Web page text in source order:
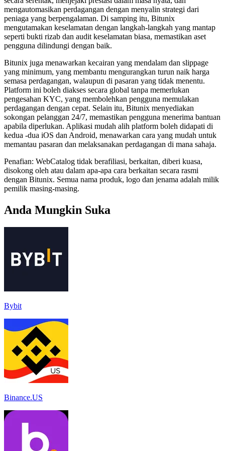
mengautomasikan perdagangan dengan menyalin strategi dari
peniaga yang berpengalaman. Di samping itu, Bitunix
mengutamakan keselamatan dengan langkah-langkah yang mantap
seperti bukti rizab dan audit keselamatan biasa, memastikan aset
pengguna dilindungi dengan baik.
Bitunix juga menawarkan kecairan yang mendalam dan slippage
yang minimum, yang membantu mengurangkan turun naik harga
semasa perdagangan, walaupun di pasaran yang tidak menentu.
Platform ini boleh diakses secara global tanpa memerlukan
pengesahan KYC, yang membolehkan pengguna memulakan
perdagangan dengan cepat. Selain itu, Bitunix menyediakan
sokongan pelanggan 24/7, memastikan pengguna menerima bantuan
apabila diperlukan. Aplikasi mudah alih platform boleh didapati di
kedua -dua iOS dan Android, menawarkan cara yang mudah untuk
memantau pasaran dan melaksanakan perdagangan di mana sahaja.
Penafian: WebCatalog tidak berafiliasi, berkaitan, diberi kuasa,
disokong oleh atau dalam apa-apa cara berkaitan secara rasmi
dengan Bitunix. Semua nama produk, logo dan jenama adalah milik
pemilik masing-masing.
Anda Mungkin Suka
Bybit
Binance.US